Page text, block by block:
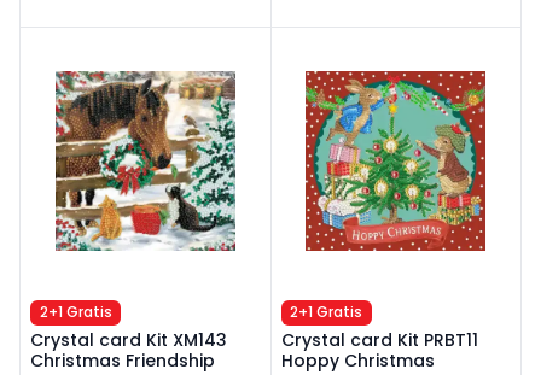
2+1 Gratis
Crystal card Kit XM143
Christmas Friendship
2+1 Gratis
Crystal card Kit PRBT11
Hoppy Christmas